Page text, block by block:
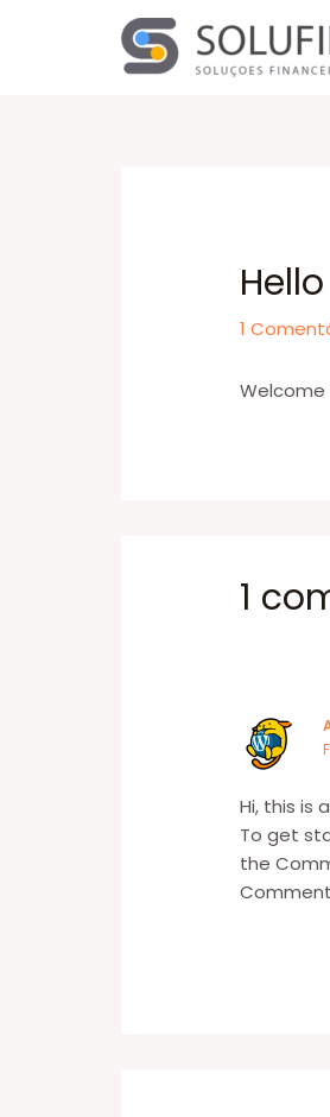
1
Welcome
1
Hi, this is
To get
the